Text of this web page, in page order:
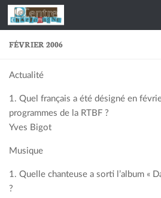
Skip to content
FÉVRIER 2006
Actualité
1. Quel français a été désigné en
programmes de la RTBF ?
Yves Bigot
Musique
1. Quelle chanteuse a sorti l’album «
?